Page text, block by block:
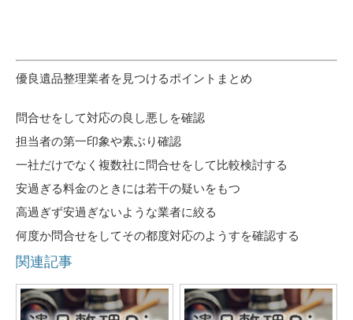
優良遺品整理業者を見つけるポイントまとめ
問合せをして対応の良し悪しを確認
担当者の第一印象や素ぶり確認
一社だけでなく複数社に問合せをして比較検討する
安過ぎる料金のときには若干の疑いをもつ
高過ぎず安過ぎないような業者に絞る
何度か問合せをしてその都度対応のようすを確認する
関連記事